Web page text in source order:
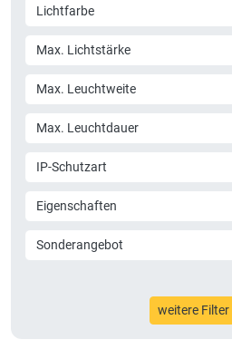
Lichtfarbe
Max. Lichtstärke
Max. Leuchtweite
Max. Leuchtdauer
IP-Schutzart
Eigenschaften
Sonderangebot
weitere Filter